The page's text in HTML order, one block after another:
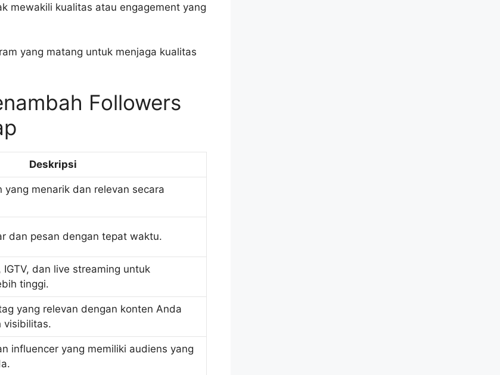
mewakili kualitas atau engagement yang
yang matang untuk menjaga kualitas
Followers
Deskripsi
yang menarik dan relevan secara
dan pesan dengan tepat waktu.
dan live streaming untuk
tinggi.
yang relevan dengan konten Anda
visibilitas.
influencer yang memiliki audiens yang